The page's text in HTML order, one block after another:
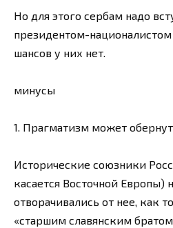
Но для этого сербам надо
президентом-
шансов у них нет.
минусы
1. Прагматизм может
Исторические союзники
касается Восточной Европы)
отворачивались от нее, как
«старшим славянским